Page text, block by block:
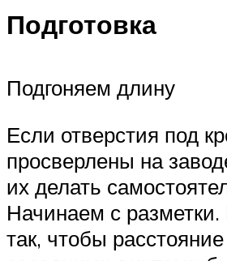
Подготовка
Подгоняем длину
Если отверстия под
просверлены на
их делать
Начинаем с разметки.
так, чтобы